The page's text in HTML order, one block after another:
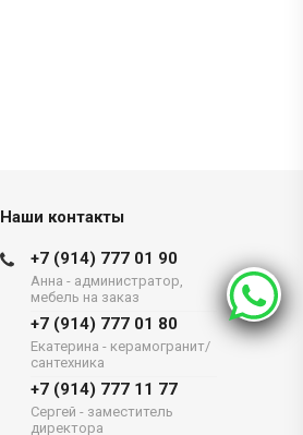
Наши контакты
+7 (914) 777 01 90
Анна - администратор,
мебель на заказ
+7 (914) 777 01 80
Екатерина - керамогранит/
сантехника
+7 (914) 777 11 77
Сергей - заместитель
директора